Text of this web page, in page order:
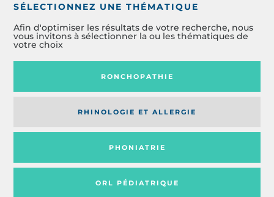
SÉLECTIONNEZ UNE THÉMATIQUE
Afin d'optimiser les résultats de votre recherche, nous
vous invitons à sélectionner la ou les thématiques de
votre choix
RONCHOPATHIE
RHINOLOGIE ET ALLERGIE
PHONIATRIE
ORL PÉDIATRIQUE